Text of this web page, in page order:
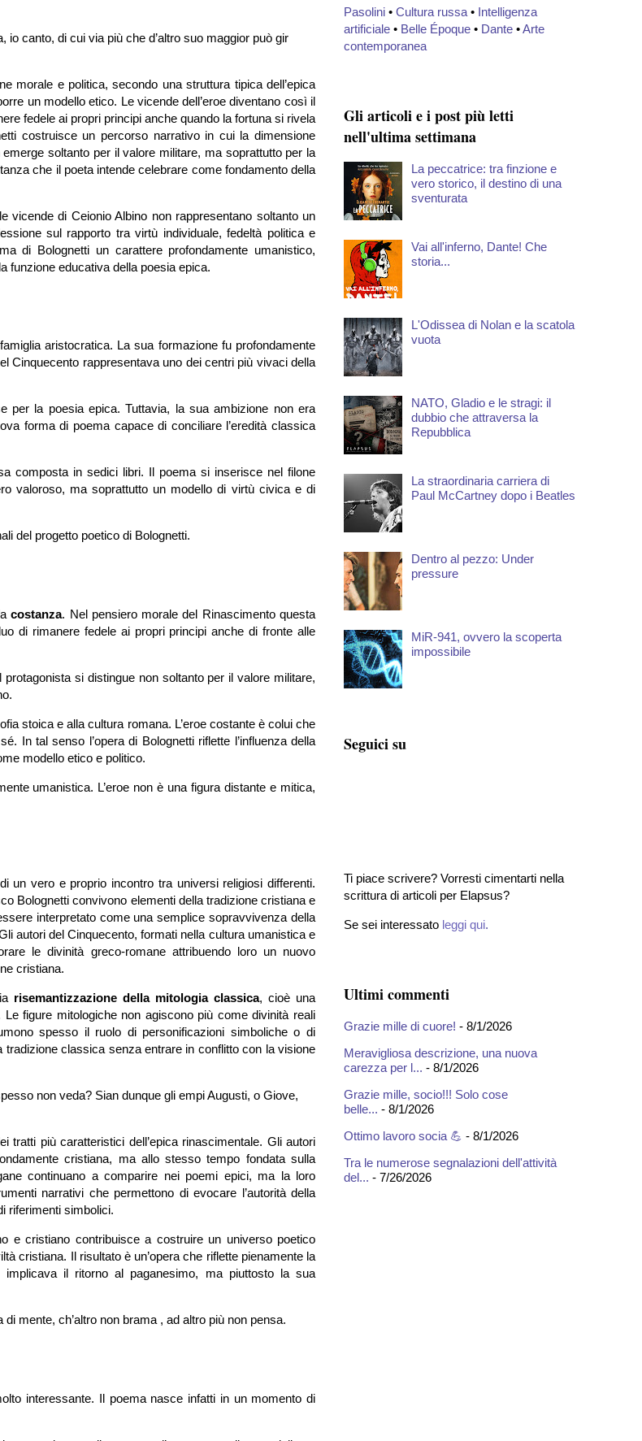
io canto, di cui via più che d’altro suo maggior può gir
morale e politica, secondo una struttura tipica dell’epica
un modello etico. Le vicende dell’eroe diventano così il
fedele ai propri principi anche quando la fortuna si rivela
costruisce un percorso narrativo in cui la dimensione
soltanto per il valore militare, ma soprattutto per la
che il poeta intende celebrare come fondamento della
di Ceionio Albino non rappresentano soltanto un
sul rapporto tra virtù individuale, fedeltà politica e
di Bolognetti un carattere profondamente umanistico,
funzione educativa della poesia epica.
aristocratica. La sua formazione fu profondamente
Cinquecento rappresentava uno dei centri più vivaci della
per la poesia epica. Tuttavia, la sua ambizione non era
forma di poema capace di conciliare l’eredità classica
composta in sedici libri. Il poema si inserisce nel filone
valoroso, ma soprattutto un modello di virtù civica e di
del progetto poetico di Bolognetti.
costanza. Nel pensiero morale del Rinascimento questa
di rimanere fedele ai propri principi anche di fronte alle
si distingue non soltanto per il valore militare,
stoica e alla cultura romana. L’eroe costante è colui che
In tal senso l’opera di Bolognetti riflette l’influenza della
modello etico e politico.
umanistica. L’eroe non è una figura distante e mitica,
un vero e proprio incontro tra universi religiosi differenti.
Bolognetti convivono elementi della tradizione cristiana e
interpretato come una semplice sopravvivenza della
autori del Cinquecento, formati nella cultura umanistica e
le divinità greco-romane attribuendo loro un nuovo
cristiana.
risemantizzazione della mitologia classica, cioè una
figure mitologiche non agiscono più come divinità reali
spesso il ruolo di personificazioni simboliche o di
classica senza entrare in conflitto con la visione
non veda? Sian dunque gli empi Augusti, o Giove,
tratti più caratteristici dell’epica rinascimentale. Gli autori
cristiana, ma allo stesso tempo fondata sulla
continuano a comparire nei poemi epici, ma la loro
narrativi che permettono di evocare l’autorità della
riferimenti simbolici.
e cristiano contribuisce a costruire un universo poetico
cristiana. Il risultato è un’opera che riflette pienamente la
implicava il ritorno al paganesimo, ma piuttosto la sua
mente, ch’altro non brama , ad altro più non pensa.
interessante. Il poema nasce infatti in un momento di
Pasolini • Cultura russa • Intelligenza
artificiale • Belle Époque • Dante •Arte
contemporanea
Gli articoli e i post più letti
nell'ultima settimana
La peccatrice: tra finzione e
vero storico, il destino di una
sventurata
Vai all'inferno, Dante! Che
storia...
L'Odissea di Nolan e la scatola
vuota
NATO, Gladio e le stragi: il
dubbio che attraversa la
Repubblica
La straordinaria carriera di
Paul McCartney dopo i Beatles
Dentro al pezzo: Under
pressure
MiR-941, ovvero la scoperta
impossibile
Seguici su
Ti piace scrivere? Vorresti cimentarti nella
scrittura di articoli per Elapsus?
Se sei interessato leggi qui.
Ultimi commenti
Grazie mille di cuore! - 8/1/2026
Meravigliosa descrizione, una nuova
carezza per l... - 8/1/2026
Grazie mille, socio!!! Solo cose
belle... - 8/1/2026
Ottimo lavoro socia 💪 - 8/1/2026
Tra le numerose segnalazioni dell'attività
del... - 7/26/2026